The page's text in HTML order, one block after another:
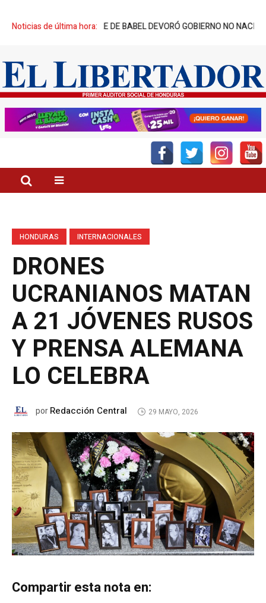
Noticias de última hora:
TORRE DE BABEL DEVORÓ GOBIERNO NO NACIDO DÍA
HONDURAS INTERNACIONALES
DRONES
UCRANIANOS MATAN
A 21 JÓVENES RUSOS
Y PRENSA ALEMANA
LO CELEBRA
porRedacción Central 29 MAYO, 2026
Compartir esta nota en: